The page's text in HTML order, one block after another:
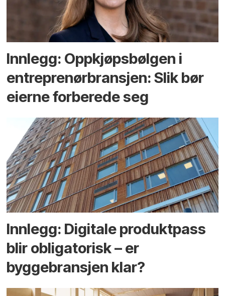
Innlegg: Oppkjøps­bølgen i
entreprenør­bransjen: Slik bør
eierne forberede seg
Innlegg: Digitale produktpass
blir obligatorisk – er
byggebransjen klar?